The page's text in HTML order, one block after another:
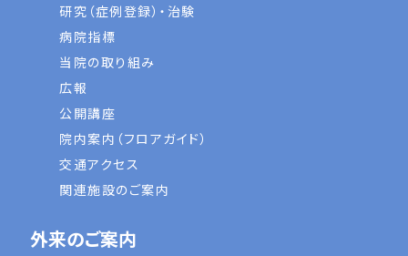
研究（症例登録）・治験
病院指標
当院の取り組み
広報
公開講座
院内案内（フロアガイド）
交通アクセス
関連施設のご案内
外来のご案内